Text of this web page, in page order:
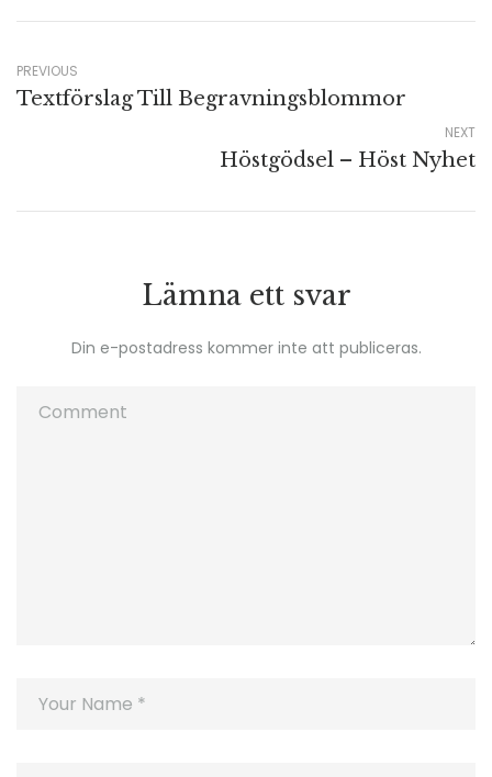
PREVIOUS
Textförslag Till Begravningsblommor
NEXT
Höstgödsel – Höst Nyhet
Lämna ett svar
Din e-postadress kommer inte att publiceras.